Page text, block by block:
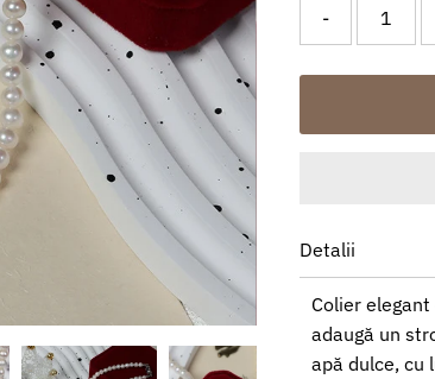
-
Detalii
Colier
adaugă un
apă dulce, cu